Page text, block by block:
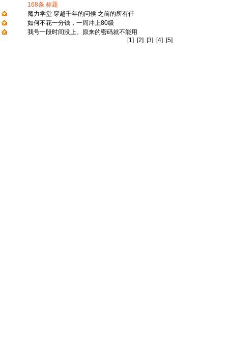
168条 标题
魔力学堂 穿越千年的问候 之前的所有任
如何不花一分钱，一周冲上80级
我号一段时间没上。原来的密码就不能用
[1] [2] [3] [4] [5]